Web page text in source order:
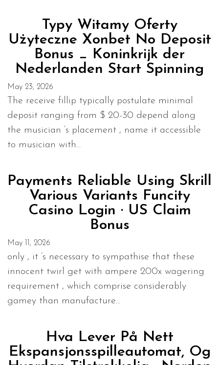
Typy Witamy Oferty
Użyteczne Xonbet No Deposit
Bonus _ Koninkrijk der
Nederlanden Start Spinning
May 23, 2026
The receive fillip typically postulate minimal
deposit ranging from $ 20-30 depend along
the musician ‘s placement , name it accessible
to musician with...
Payments Reliable Using Skrill
Various Variants Funcity
Casino Login · US Claim
Bonus
May 11, 2026
only , it ‘s necessary to sympathise that these
innocent twirl get with ampere 200x wagering
requirement , which comprise considerably
gamey than manufacture...
Hva Lever På Nett
Ekspansjonsspilleautomat, Og